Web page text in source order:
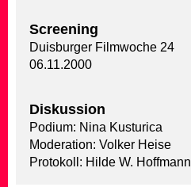
Screening
Duisburger Filmwoche 24
06.11.2000
Diskussion
Podium: Nina Kusturica
Moderation: Volker Heise
Protokoll: Hilde W. Hoffmann